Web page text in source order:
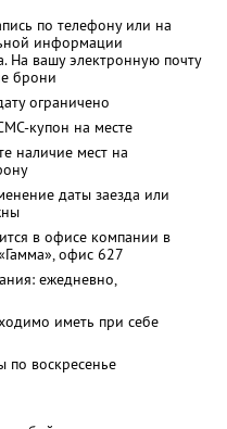
по телефону или на
информации
На вашу электронную почту
брони
ограничено
купон на месте
наличие мест на
даты заезда или
в офисе компании в
офис 627
ежедневно,
иметь при себе
по воскресенье